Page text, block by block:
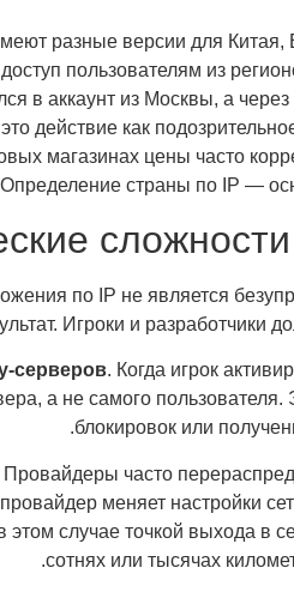
разные версии для
пользователям из
в аккаунт из Москвы, а
действие как
магазинах цены часто
страны по IP —
по IP не является
Игроки и
серверов. Когда игрок
а не самого пользователя.
блокировок или
Провайдеры часто
меняет настройки
случае точкой выхода в
сотнях или тысячах